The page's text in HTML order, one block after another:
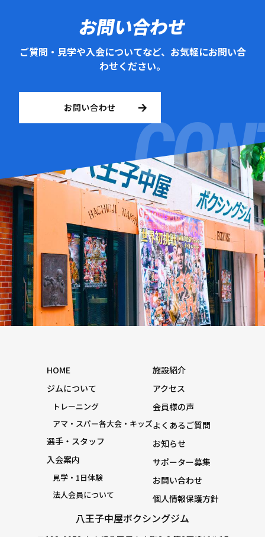
お問い合わせ
ご質問・見学や入会についてなど、お気軽にお問い合
わせください。
お問い合わせ
八王子中屋ボクシングジム
HOME
ジムについて
トレーニング
アマ・スパー各大会・キッズ
選手・スタッフ
入会案内
見学・1日体験
法人会員について
施設紹介
アクセス
会員様の声
よくあるご質問
お知らせ
サポーター募集
お問い合わせ
個人情報保護方針